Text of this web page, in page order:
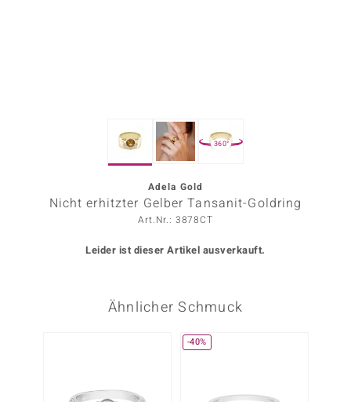
360°
Adela Gold
Nicht erhitzter Gelber Tansanit-Goldring
Art.Nr.: 3878CT
Leider ist dieser Artikel ausverkauft.
Ähnlicher Schmuck
-40%